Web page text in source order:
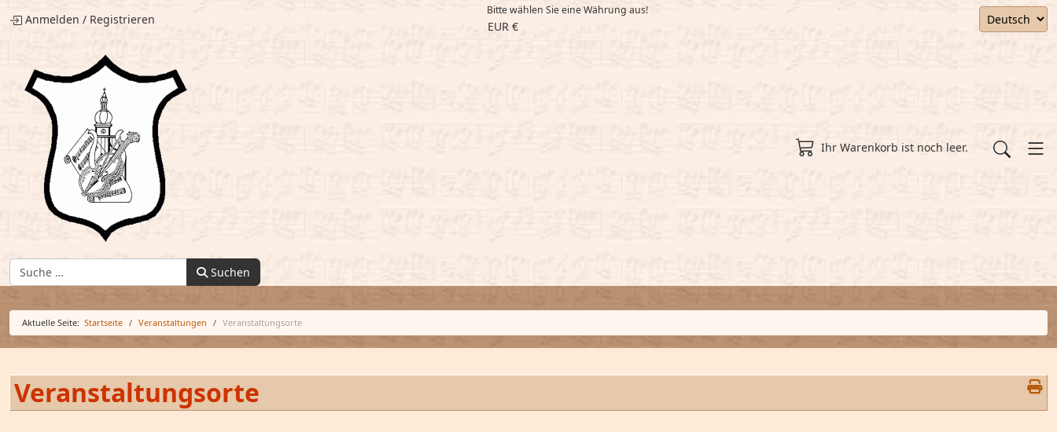
Anmelden / Registrieren
Bitte wählen Sie eine Währung aus!
EUR €
Finden: Suchen
Ihr Warenkorb ist noch leer.
Aktuelle Seite: Startseite Veranstaltungen Veranstaltungsorte
Veranstaltungsorte